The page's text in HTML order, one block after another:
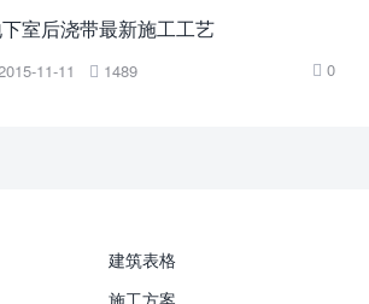
室后浇带最新施工工艺
11-11  1489  0
建筑表格
施工方案